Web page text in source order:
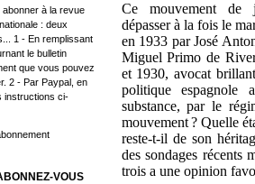
à la revue
: deux
1 - En remplissant
le bulletin
que vous pouvez
2 - Par Paypal, en
instructions ci-
VOUS
Ce mouvement de
dépasser à la fois le
en 1933 par José
Miguel Primo de
et 1930, avocat
politique espagnole
substance, par le
mouvement ? Quelle
reste-t-il de son
des sondages récents
trois a une opinion